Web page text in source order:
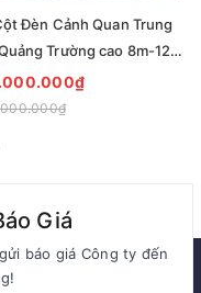
Đèn Cảnh Quan Trung
Trường cao 8m-12m
ZALAA Fortune
Series
Giá
báo giá Công ty đến